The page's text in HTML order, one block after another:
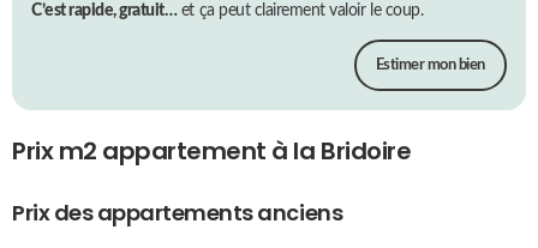
C’est rapide, gratuit…et ça peut clairement valoir le coup.
Estimer mon bien
Prix m2 appartement à la Bridoire
Prix des appartements anciens